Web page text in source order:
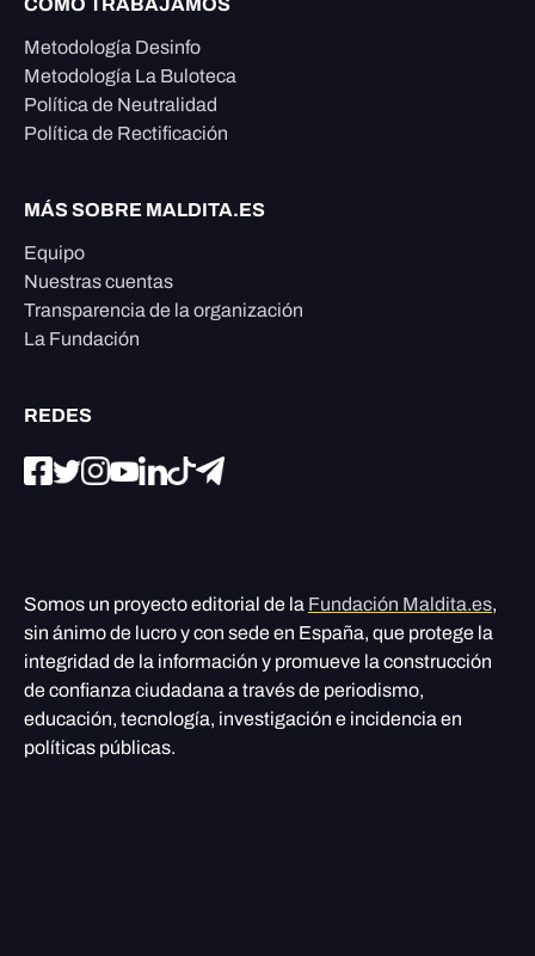
CÓMO TRABAJAMOS
Metodología Desinfo
Metodología La Buloteca
Política de Neutralidad
Política de Rectificación
MÁS SOBRE MALDITA.ES
Equipo
Nuestras cuentas
Transparencia de la organización
La Fundación
REDES
Somos un proyecto editorial de la Fundación Maldita.es,
sin ánimo de lucro y con sede en España, que protege la
integridad de la información y promueve la construcción
de confianza ciudadana a través de periodismo,
educación, tecnología, investigación e incidencia en
políticas públicas.